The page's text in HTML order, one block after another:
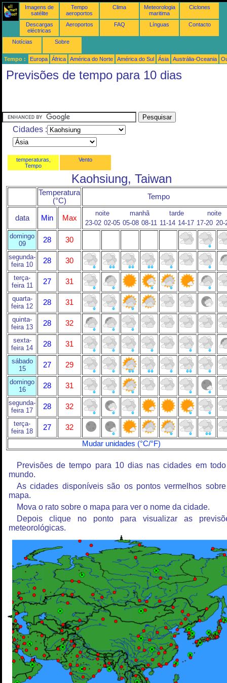
Imagens de
satélite
Tempo
aeroportos
Clima
Meteorologia
maritima
Ciclones
Descargas
eléctricas
Aeroportos FAQ Línguas Contacto
Notícias Sobre
Tempo : Europa África América do Norte América do Sul Ásia Austrália-Oceania
Previsões de tempo para 10 dias
Cidades :
temperaturas,
Tempo
Vento
Kaohsiung, Taiwan
Temperatura
(°C)
Tempo
data Min Max
noite manhã tarde
noite
23-02 02-05 05-08 08-11 11-14 14-17 17-20 20-
domingo
09
28 30
segunda-
feira 10
28 30
terça-
feira 11
27 31
quarta-
feira 12
28 31
quinta-
feira 13
28 32
sexta-
feira 14
28 31
sábado
15
27 29
domingo
16
28 31
segunda-
feira 17
28 32
terça-
feira 18
27
32
Mudar unidades (°C/°F)
Previsões de tempo para 10 dias nas cidades em
mundo.
As cidades disponíveis são os pontos vermelhos
mapa.
Mova o rato sobre o mapa para ver o nome da cidade.
Depois clique no ponto para visualizar as
meteorológicas.